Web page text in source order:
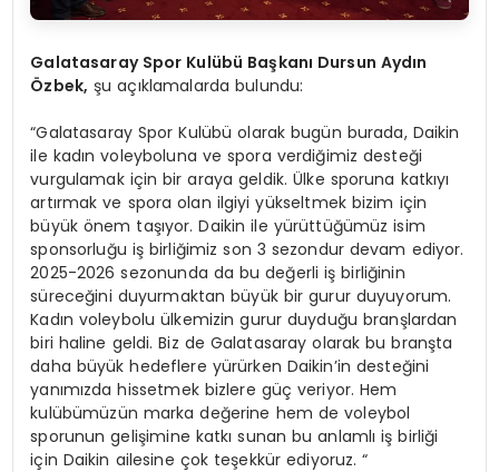
Galatasaray Spor Kulübü Başkanı Dursun Aydın
Özbek, şu açıklamalarda bulundu:
“Galatasaray Spor Kulübü olarak bugün burada, Daikin
ile kadın voleyboluna ve spora verdiğimiz desteği
vurgulamak için bir araya geldik. Ülke sporuna katkıyı
artırmak ve spora olan ilgiyi yükseltmek bizim için
büyük önem taşıyor. Daikin ile yürüttüğümüz isim
sponsorluğu iş birliğimiz son 3 sezondur devam ediyor.
2025-2026 sezonunda da bu değerli iş birliğinin
süreceğini duyurmaktan büyük bir gurur duyuyorum.
Kadın voleybolu ülkemizin gurur duyduğu branşlardan
biri haline geldi. Biz de Galatasaray olarak bu branşta
daha büyük hedeflere yürürken Daikin’in desteğini
yanımızda hissetmek bizlere güç veriyor. Hem
kulübümüzün marka değerine hem de voleybol
sporunun gelişimine katkı sunan bu anlamlı iş birliği
için Daikin ailesine çok teşekkür ediyoruz. “